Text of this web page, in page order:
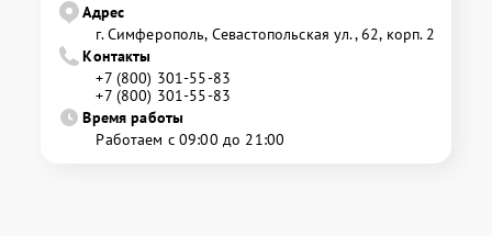
Адрес
г. Симферополь, Севастопольская ул., 62, корп. 2
Контакты
+7 (800) 301-55-83
+7 (800) 301-55-83
Время работы
Работаем с 09:00 до 21:00